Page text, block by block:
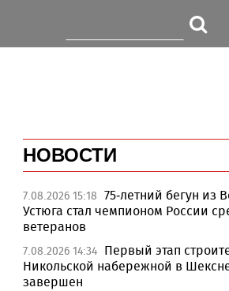
НОВОСТИ
7.08.2026 15:18 75-летний бегун из
Устюга стал чемпионом России
ветеранов
7.08.2026 14:34 Первый этап
Никольской набережной в
завершен